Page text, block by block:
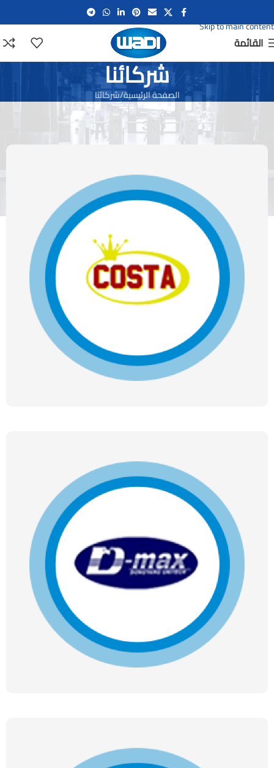
Skip to main content
القائمة
شركائنا
الصفحة الرئيسية شركائنا